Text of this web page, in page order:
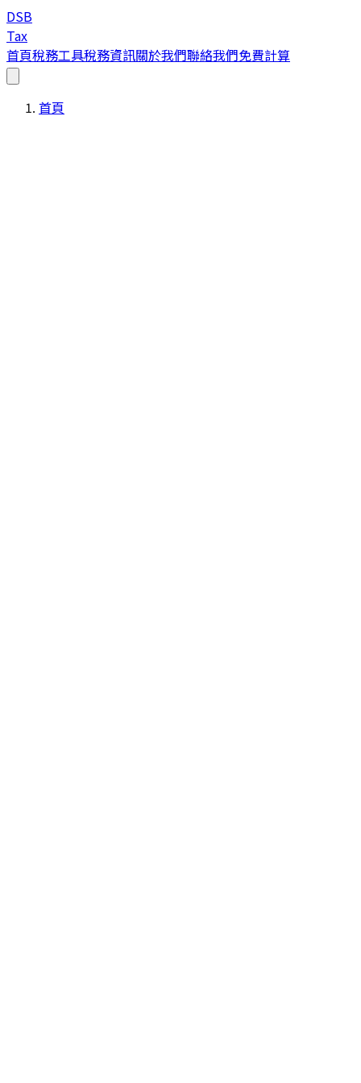
DSB
Tax
首頁稅務工具稅務資訊關於我們聯絡我們免費計算
首頁